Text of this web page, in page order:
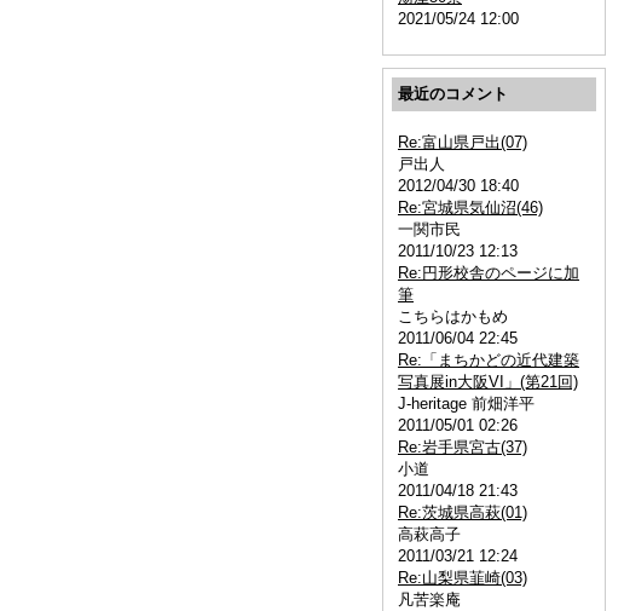
2021/05/24 12:00
最近のコメント
Re:富山県戸出(07)
戸出人
2012/04/30 18:40
Re:宮城県気仙沼(46)
一関市民
2011/10/23 12:13
Re:円形校舎のページに加
筆
こちらはかもめ
2011/06/04 22:45
Re:「まちかどの近代建築
写真展in大阪VI」(第21回)
J-heritage 前畑洋平
2011/05/01 02:26
Re:岩手県宮古(37)
小道
2011/04/18 21:43
Re:茨城県高萩(01)
高萩高子
2011/03/21 12:24
Re:山梨県韮崎(03)
凡苦楽庵